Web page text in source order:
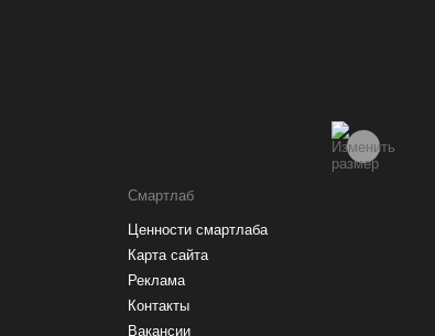
Смартлаб
Ценности смартлаба
Карта сайта
Реклама
Контакты
Вакансии